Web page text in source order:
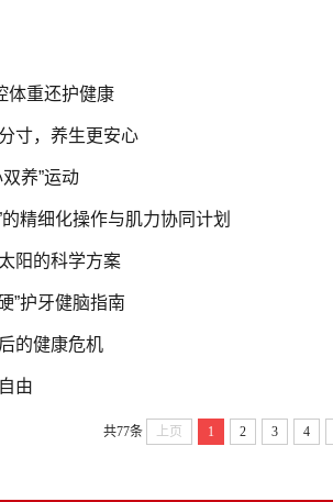
体重还护健康
寸，养生更安心
养”运动
的精细化操作与肌力协同计划
阳的科学方案
”护牙健脑指南
的健康危机
由
共77条 上页 1 2 3 4